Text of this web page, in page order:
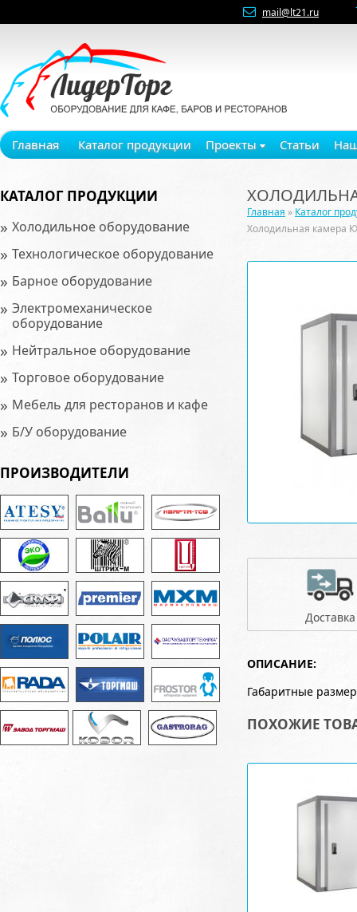
mail@lt21.ru
Главная Каталог продукции Проекты Статьи
КАТАЛОГ ПРОДУКЦИИ
» Холодильное оборудование
» Технологическое оборудование
» Барное оборудование
» Электромеханическое
оборудование
» Нейтральное оборудование
» Торговое оборудование
» Мебель для ресторанов и кафе
» Б/У оборудование
ПРОИЗВОДИТЕЛИ
Главная » Каталог
Холодильная камера
Доставка
ОПИСАНИЕ:
Габаритные
ПОХОЖИЕ